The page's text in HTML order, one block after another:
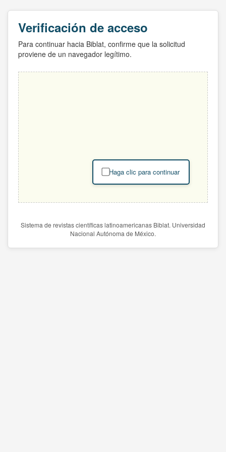
Verificación de acceso
Para continuar hacia Biblat, confirme que la solicitud
proviene de un navegador legítimo.
Haga clic para continuar
Sistema de revistas científicas latinoamericanas Biblat. Universidad
Nacional Autónoma de México.